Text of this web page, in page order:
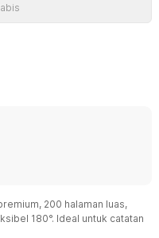
200 halaman luas,
180°. Ideal untuk catatan